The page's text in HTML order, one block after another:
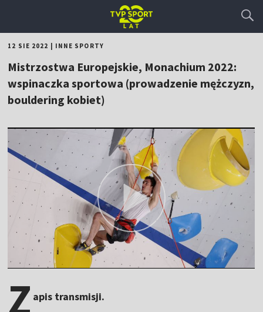
12 SIE 2022 INNE SPORTY
Mistrzostwa Europejskie, Monachium 2022:
wspinaczka sportowa (prowadzenie mężczyzn,
bouldering kobiet)
Z apis transmisji.